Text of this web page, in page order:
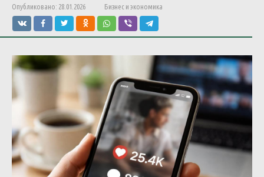
Опубликовано: 28.01.2026 Бизнес и экономика